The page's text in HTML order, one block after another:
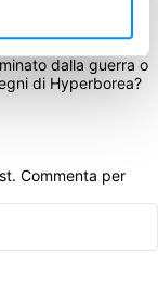
forniscono
ora nelle mani
dalla guerra o
di Hyperborea?
Commenta per